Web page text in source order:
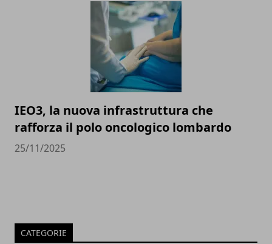
IEO3, la nuova infrastruttura che
rafforza il polo oncologico lombardo
25/11/2025
CATEGORIE